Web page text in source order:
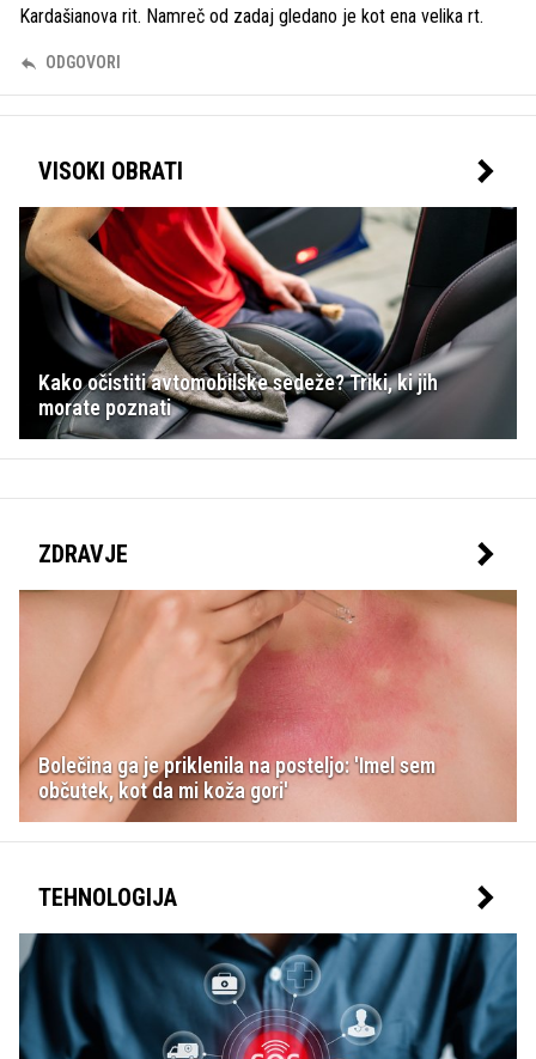
Kardašianova rit. Namreč od zadaj gledano je kot ena velika rt.
ODGOVORI
VISOKI OBRATI
Kako očistiti avtomobilske sedeže? Triki, ki jih
morate poznati
ZDRAVJE
Bolečina ga je priklenila na posteljo: 'Imel sem
občutek, kot da mi koža gori'
TEHNOLOGIJA